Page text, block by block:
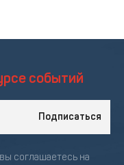
событий
Подписаться
соглашаетесь на